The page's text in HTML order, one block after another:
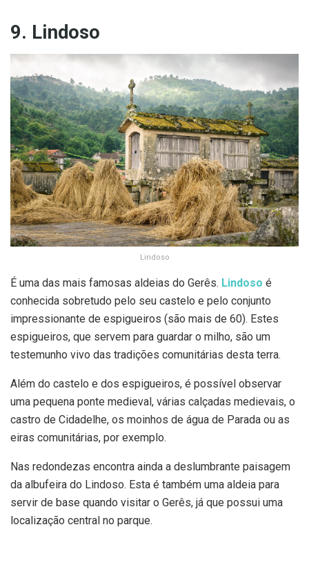
9. Lindoso
Lindoso
É uma das mais famosas aldeias do Gerês. Lindoso é
conhecida sobretudo pelo seu castelo e pelo conjunto
impressionante de espigueiros (são mais de 60). Estes
espigueiros, que servem para guardar o milho, são um
testemunho vivo das tradições comunitárias desta terra.
Além do castelo e dos espigueiros, é possível observar
uma pequena ponte medieval, várias calçadas medievais, o
castro de Cidadelhe, os moinhos de água de Parada ou as
eiras comunitárias, por exemplo.
Nas redondezas encontra ainda a deslumbrante paisagem
da albufeira do Lindoso. Esta é também uma aldeia para
servir de base quando visitar o Gerês, já que possui uma
localização central no parque.